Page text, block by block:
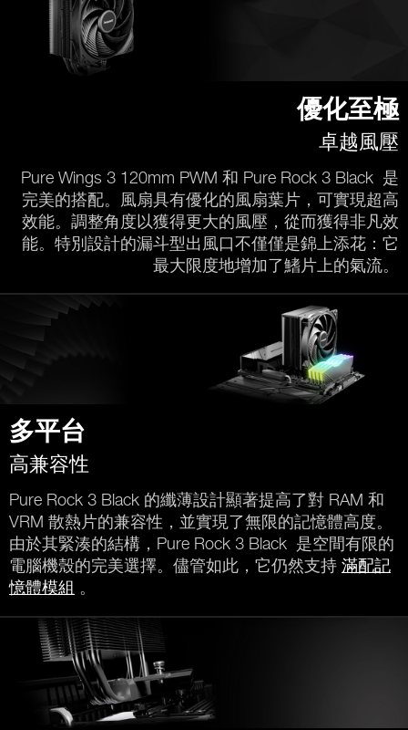
優化至極
卓越風壓
Pure Wings 3 120mm PWM 和 Pure Rock 3 Black 是
完美的搭配。風扇具有優化的風扇葉片，可實現超高
效能。調整角度以獲得更大的風壓，從而獲得非凡效
能。特別設計的漏斗型出風口不僅僅是錦上添花：它
最大限度地增加了鰭片上的氣流。
多平台
高兼容性
Pure Rock 3 Black 的纖薄設計顯著提高了對 RAM 和
VRM 散熱片的兼容性，並實現了無限的記憶體高度。
由於其緊湊的結構，Pure Rock 3 Black 是空間有限的
電腦機殼的完美選擇。儘管如此，它仍然支持 滿配記
憶體模組 。